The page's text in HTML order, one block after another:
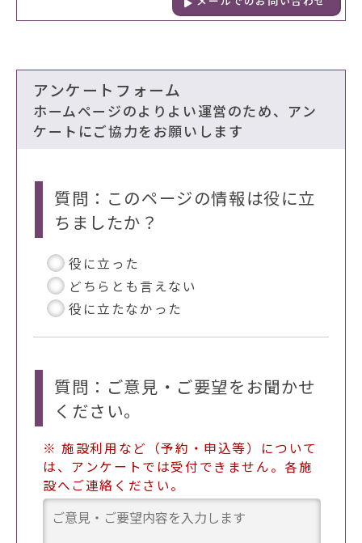
アンケートフォーム
ホームページのよりよい運営のため、アン
ケートにご協力をお願いします
質問：このページの情報は役に立
ちましたか？
役に立った
どちらとも言えない
役に立たなかった
質問：ご意見・ご要望をお聞かせ
ください。
※ 施設利用など（予約・申込等）について
は、アンケートでは受付できません。各施
設へご連絡ください。